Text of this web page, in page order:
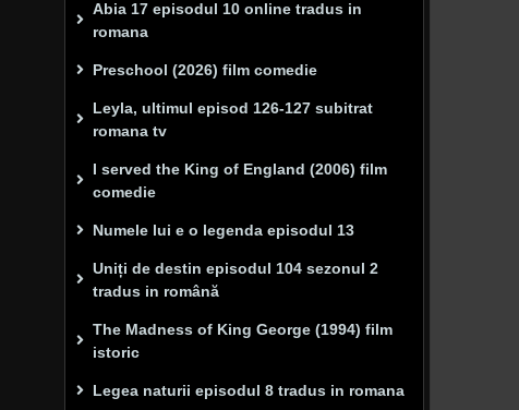
Abia 17 episodul 10 online tradus in
romana
Preschool (2026) film comedie
Leyla, ultimul episod 126-127 subitrat
romana tv
I served the King of England (2006) film
comedie
Numele lui e o legenda episodul 13
Uniți de destin episodul 104 sezonul 2
tradus in română
The Madness of King George (1994) film
istoric
Legea naturii episodul 8 tradus in romana